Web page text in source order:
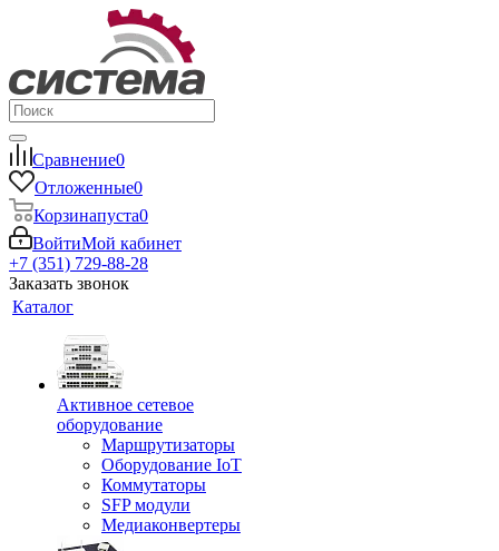
Сравнение0
Отложенные0
Корзинапуста0
ВойтиМой кабинет
+7 (351) 729-88-28
Заказать звонок
Каталог
Активное сетевое
оборудование
Маршрутизаторы
Оборудование IoT
Коммутаторы
SFP модули
Медиаконвертеры